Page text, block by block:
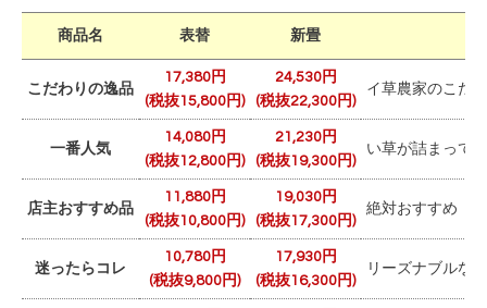
商品名 表替 新畳
こだわりの逸品
17,380円
(税抜15,800円)
24,530円
(税抜22,300円)
イ草農家のこだ
一番人気
14,080円
(税抜12,800円)
21,230円
(税抜19,300円)
い草が詰まって
店主おすすめ品
11,880円
(税抜10,800円)
19,030円
(税抜17,300円)
絶対おすすめ
迷ったらコレ
10,780円
(税抜9,800円)
17,930円
(税抜16,300円)
リーズナブルな